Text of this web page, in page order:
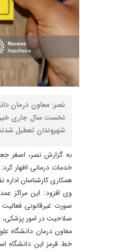
نخست سال جاری خبر
شهروندان تعطیل
به گزارش نصر، اصغر
همکاری کارشناسان
وی افزود: این مراکز
صورت غیرقانونی
صلاحیت در امور
معاون درمان دانشگاه
خط قرمز این دانشگاه